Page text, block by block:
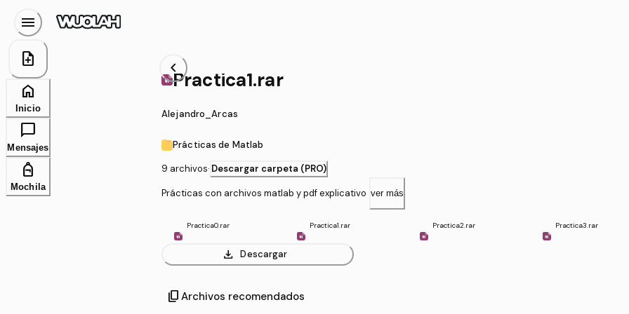
chevron_left
Practica1.rar
Alejandro_Arcas
Prácticas de Matlab
9 archivos· Descargar carpeta (PRO)
Prácticas con archivos matlab y pdf explicativo ver más
Practica0.rar Practica1.rar Practica2.rar Practica3.rar
download Descargar
content_copy Archivos recomendados
menu
note_add
home
Inicio
chat_bubble
Mensajes
personal_bag
Mochila